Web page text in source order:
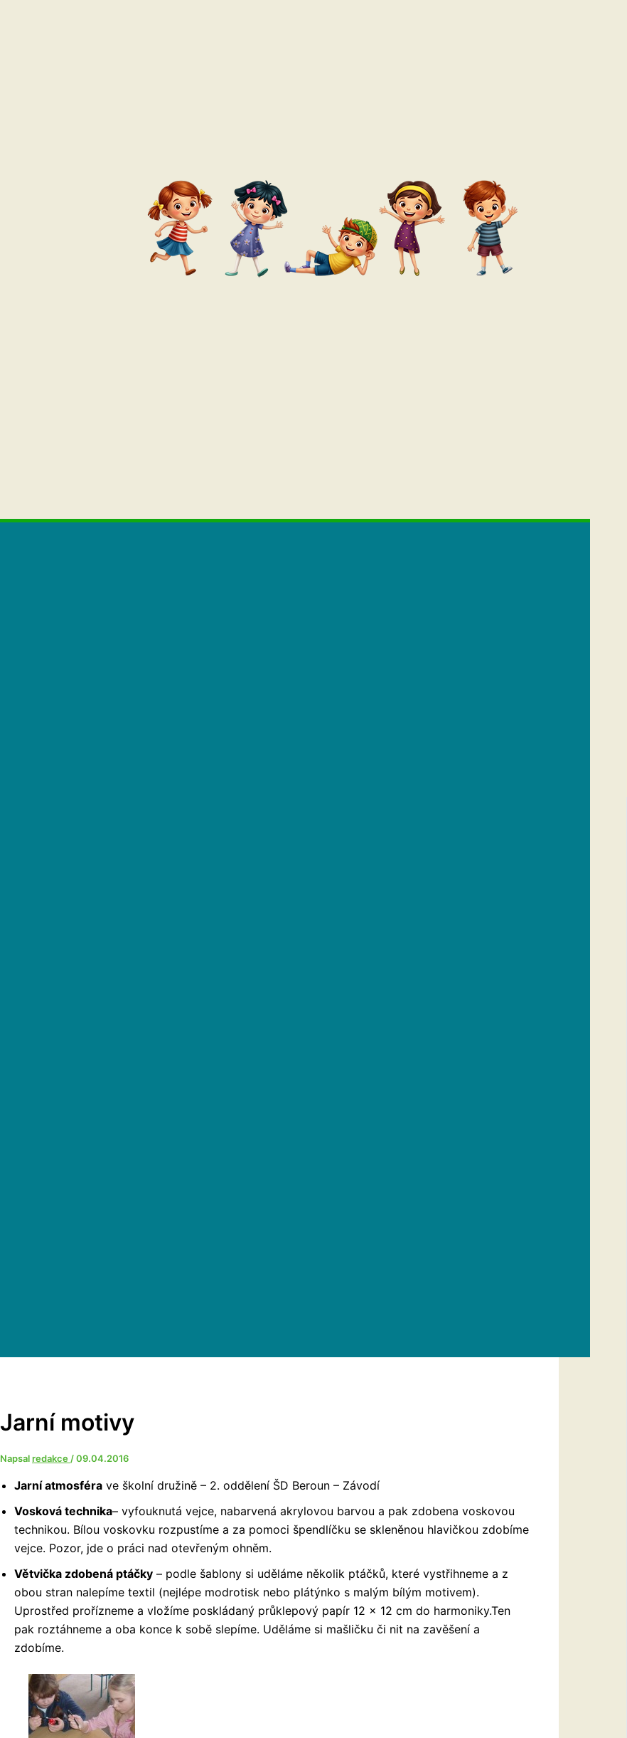
Jarní motivy
Napsalredakce /09.04.2016
Jarní atmosféra ve školní družině – 2. oddělení ŠD Beroun – Závodí
Vosková technika– vyfouknutá vejce, nabarvená akrylovou barvou a pak zdobena voskovou
technikou. Bílou voskovku rozpustíme a za pomoci špendlíčku se skleněnou hlavičkou zdobíme
vejce. Pozor, jde o práci nad otevřeným ohněm.
Větvička zdobená ptáčky – podle šablony si uděláme několik ptáčků, které vystřihneme a z
obou stran nalepíme textil (nejlépe modrotisk nebo plátýnko s malým bílým motivem).
Uprostřed prořízneme a vložíme poskládaný průklepový papír 12 x 12 cm do harmoniky.Ten
pak roztáhneme a oba konce k sobě slepíme. Uděláme si mašličku či nit na zavěšení a
zdobíme.